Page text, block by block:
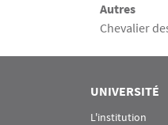
Autres
Chevalier
UNIVERSITÉ
L'institution